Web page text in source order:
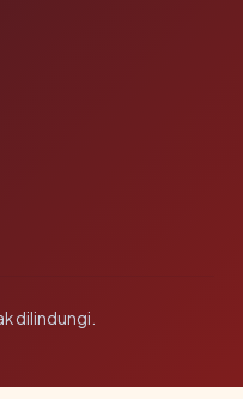
dilindungi.